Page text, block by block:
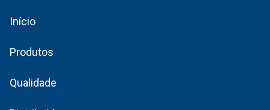
Início
Produtos
Qualidade